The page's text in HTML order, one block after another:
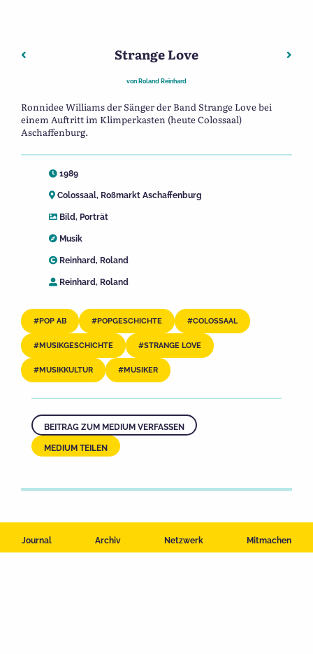
Journal Archiv Netzwerk Mitmachen
Beitragsnavigation
Vorheriger: Andreas Guth ca. 1910
Strange Love
von Roland Reinhard
Ronnidee Williams der Sänger der Band Strange Love bei
einem Auftritt im Klimperkasten (heute Colossaal)
Aschaffenburg.
1989
Colossaal, Roßmarkt Aschaffenburg
Bild, Porträt
Musik
Reinhard, Roland
Reinhard, Roland
POP AB POPGESCHICHTE COLOSSAAL
MUSIKGESCHICHTE STRANGE LOVE
MUSIKKULTUR MUSIKER
BEITRAG ZUM MEDIUM VERFASSEN
MEDIUM TEILEN